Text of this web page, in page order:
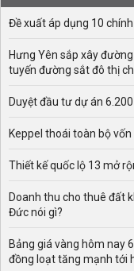
Đề xuất áp dụng 10
Hưng Yên sắp xây
tuyến đường sắt đô thị
Duyệt đầu tư dự án
Keppel thoái toàn bộ
Thiết kế quốc lộ 13 mở
Doanh thu cho thuê đất
Đức nói gì?
Bảng giá vàng hôm nay
đồng loạt tăng mạnh tới